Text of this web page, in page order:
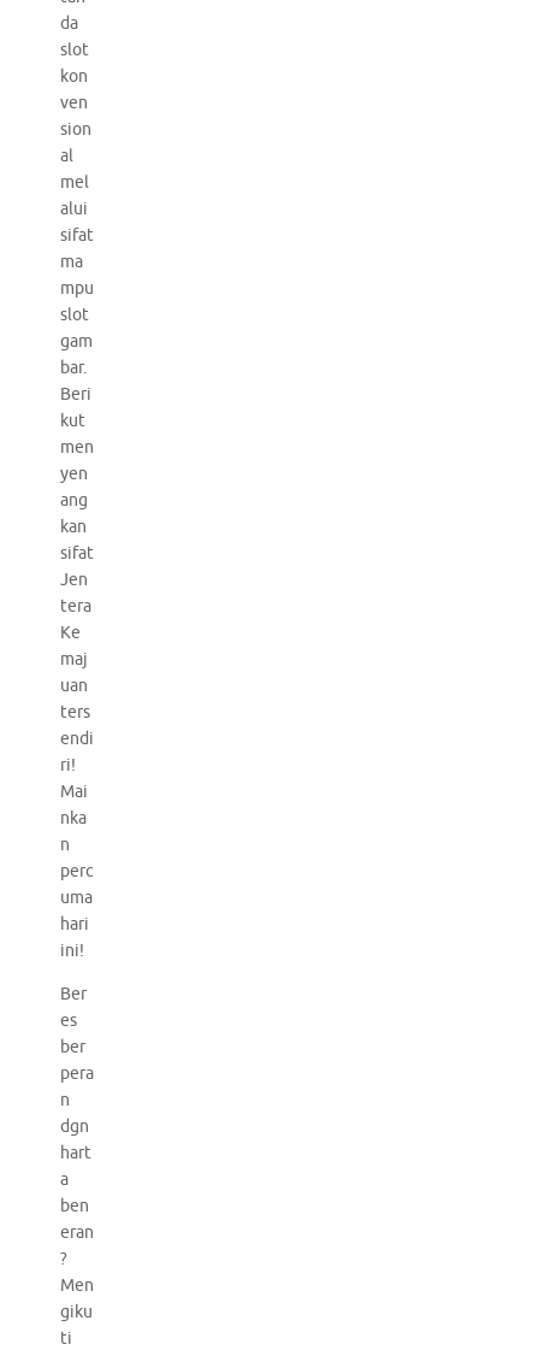
da
slot
kon
ven
sion
al
mel
alui
sifat
ma
mpu
slot
gam
bar.
Beri
kut
men
yen
ang
kan
sifat
Jen
tera
Ke
maj
uan
ters
endi
ri!
Mai
nka
n
perc
uma
hari
ini!
Ber
es
ber
pera
n
dgn
hart
a
ben
eran
?
Men
giku
ti